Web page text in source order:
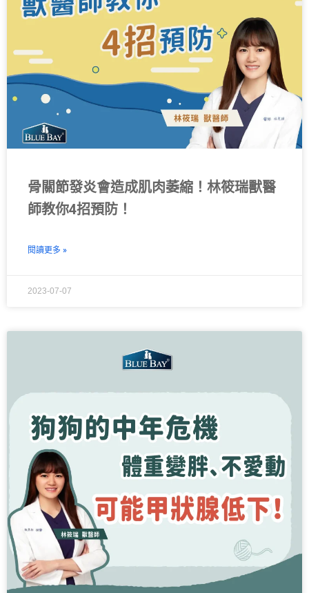
骨關節發炎會造成肌肉萎縮！林筱瑞獸醫
師教你4招預防！
閱讀更多 »
2023-07-07